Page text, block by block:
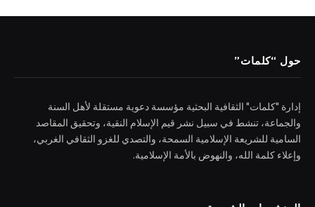
حول “كلمات”
إدارة "كلمات" الثقافية البحثية مؤسسة دعوية مستقلة لأهل السنة
والجماعة، تنشط في سبيل نشر قيم الإسلام النقية، وتحقيق المقاصد
السامية للشريعة الإسلامية السمحة، والتصدي للغزو الثقافي الغربي،
وإعلاء كلمة الله، والنهوض بالأمة الإسلامية.